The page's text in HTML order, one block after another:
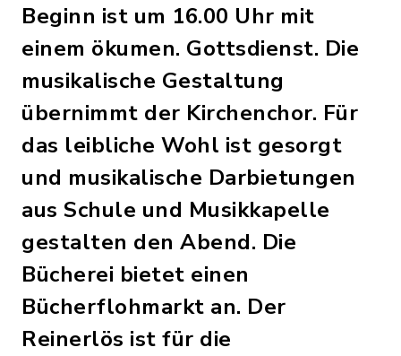
Beginn ist um 16.00 Uhr mit
einem ökumen. Gottsdienst. Die
musikalische Gestaltung
übernimmt der Kirchenchor. Für
das leibliche Wohl ist gesorgt
und musikalische Darbietungen
aus Schule und Musikkapelle
gestalten den Abend. Die
Bücherei bietet einen
Bücherflohmarkt an. Der
Reinerlös ist für die